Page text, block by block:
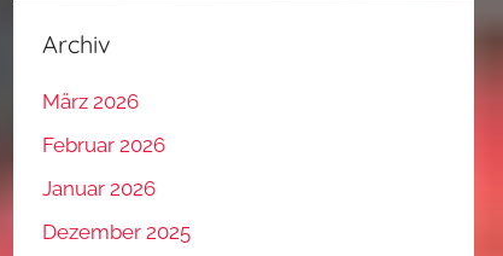
Archiv
März 2026
Februar 2026
Januar 2026
Dezember 2025